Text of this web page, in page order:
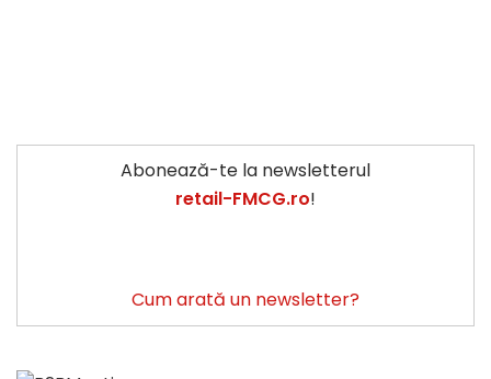
Abonează-te la newsletterul
retail-FMCG.ro!
Cum arată un newsletter?